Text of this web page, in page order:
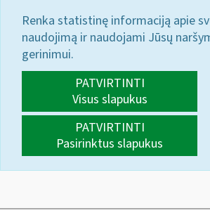
Renka statistinę informaciją apie
naudojimą ir naudojami Jūsų
gerinimui.
PATVIRTINTI
Visus slapukus
PATVIRTINTI
Pasirinktus slapukus